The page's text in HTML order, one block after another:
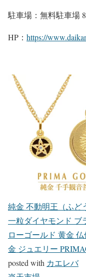
駐車場：無料駐車場
HP： https://
純金 不動明王（ふど
一粒ダイヤモンド ブ
ローゴールド 黄金
金 ジュエリー
posted with カエレバ